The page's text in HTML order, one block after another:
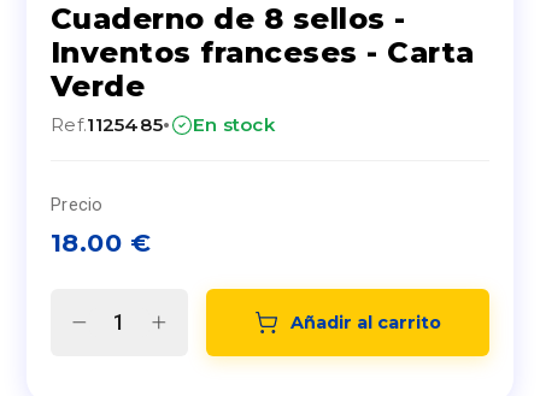
Cuaderno de 8 sellos -
Inventos franceses - Carta
Verde
Ref.1125485· En stock
Precio
18.00 €
Añadir al carrito